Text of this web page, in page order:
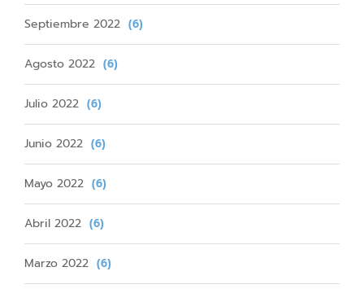
Septiembre 2022 (6)
Agosto 2022 (6)
Julio 2022 (6)
Junio 2022 (6)
Mayo 2022 (6)
Abril 2022 (6)
Marzo 2022 (6)